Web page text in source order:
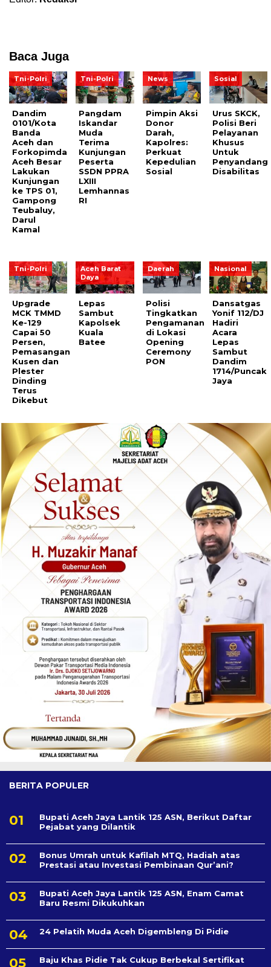
Baca Juga
Tni-Polri
Dandim
0101/Kota
Banda
Aceh dan
Forkopimda
Aceh Besar
Lakukan
Kunjungan
ke TPS 01,
Gampong
Teubaluy,
Darul
Kamal
Tni-Polri
Pangdam
Iskandar
Muda
Terima
Kunjungan
Peserta
SSDN PPRA
LXIII
Lemhannas
RI
News
Pimpin Aksi
Donor
Darah,
Kapolres:
Perkuat
Kepedulian
Sosial
Sosial
Urus SKCK,
Polisi Beri
Pelayanan
Khusus
Untuk
Penyandang
Disabilitas
Tni-Polri
Upgrade
MCK TMMD
Ke-129
Capai 50
Persen,
Pemasangan
Kusen dan
Plester
Dinding
Terus
Dikebut
Aceh Barat
Daya
Lepas
Sambut
Kapolsek
Kuala
Batee
Daerah
Polisi
Tingkatkan
Pengamanan
di Lokasi
Opening
Ceremony
PON
Nasional
Dansatgas
Yonif 112/DJ
Hadiri
Acara
Lepas
Sambut
Dandim
1714/Puncak
Jaya
BERITA POPULER
Bupati Aceh Jaya Lantik 125 ASN, Berikut Daftar
Pejabat yang Dilantik
Bonus Umrah untuk Kafilah MTQ, Hadiah atas
Prestasi atau Investasi Pembinaan Qur’ani?
Bupati Aceh Jaya Lantik 125 ASN, Enam Camat
Baru Resmi Dikukuhkan
24 Pelatih Muda Aceh Digembleng Di Pidie
Baju Khas Pidie Tak Cukup Berbekal Sertifikat